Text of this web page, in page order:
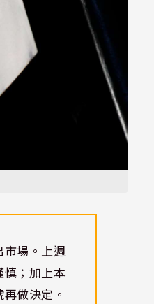
市場。上週
；加上本
做決定。